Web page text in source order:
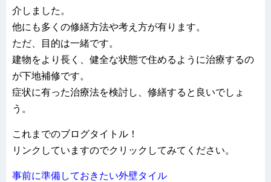
介しました。
他にも多くの修繕方法や考え方が有ります。
ただ、目的は一緒です。
建物をより長く、健全な状態で住めるように治療するの
が下地補修です。
症状に有った治療法を検討し、修繕すると良いでしょ
う。
これまでのブログタイトル！
リンクしていますのでクリックしてみてください。
事前に準備しておきたい外壁タイル